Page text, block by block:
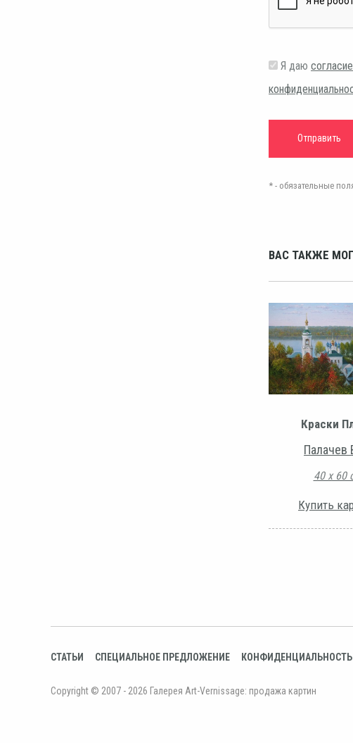
Я даю
* - обязательные
ВАС ТАКЖЕ
Краски
Палачев
40 х 60
Купить
СТАТЬИ СПЕЦИАЛЬНОЕ ПРЕДЛОЖЕНИЕ КОНФИДЕНЦИАЛЬНОСТЬ
Copyright © 2007 - 2026 Галерея Art-Vernissage: продажа картин